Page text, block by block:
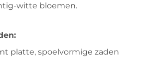
witte bloemen.
platte, spoelvormige zaden